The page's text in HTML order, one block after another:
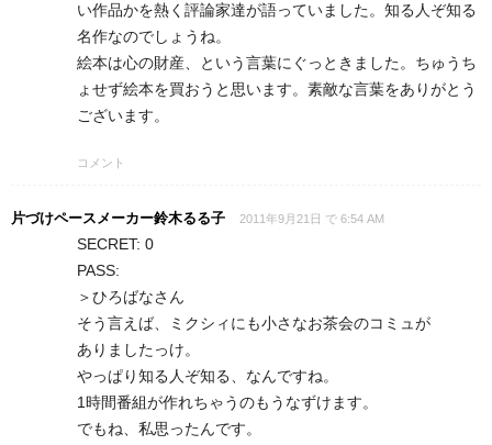
い作品かを熱く評論家達が語っていました。知る人ぞ知る
名作なのでしょうね。
絵本は心の財産、という言葉にぐっときました。ちゅうち
ょせず絵本を買おうと思います。素敵な言葉をありがとう
ございます。
コメント
片づけペースメーカー鈴木るる子 2011年9月21日 で 6:54 AM
SECRET: 0
PASS:
＞ひろばなさん
そう言えば、ミクシィにも小さなお茶会のコミュが
ありましたっけ。
やっぱり知る人ぞ知る、なんですね。
1時間番組が作れちゃうのもうなずけます。
でもね、私思ったんです。